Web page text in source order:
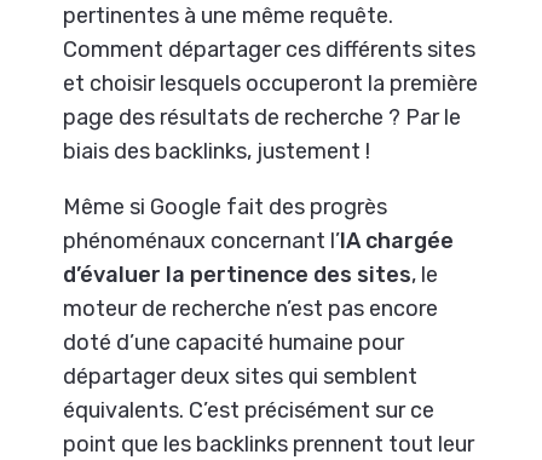
pertinentes à une même requête.
Comment départager ces différents sites
et choisir lesquels occuperont la première
page des résultats de recherche ? Par le
biais des backlinks, justement !
Même si Google fait des progrès
phénoménaux concernant l’IA chargée
d’évaluer la pertinence des sites, le
moteur de recherche n’est pas encore
doté d’une capacité humaine pour
départager deux sites qui semblent
équivalents. C’est précisément sur ce
point que les backlinks prennent tout leur